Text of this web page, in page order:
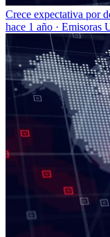
Crece expectativa por
hace 1 año · Emisoras